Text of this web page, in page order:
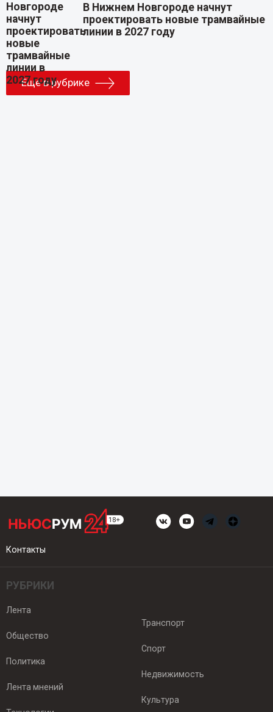
В Нижнем Новгороде начнут
проектировать новые трамвайные
линии в 2027 году
Еще в рубрике
Контакты
РУБРИКИ
Лента
Общество
Политика
Лента мнений
Транспорт
Спорт
Недвижимость
Культура